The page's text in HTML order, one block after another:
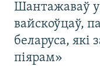
Шантажаваў
вайскоўцаў,
беларуса,
піярам»